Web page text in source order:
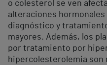
o colesterol se ven
alteraciones
diagnóstico y
mayores. Además, los
por tratamiento por
hipercolesterolemia son